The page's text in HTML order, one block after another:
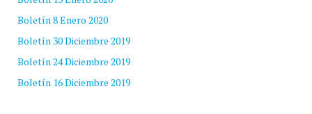
Boletín 8 Enero 2020
Boletín 30 Diciembre 2019
Boletín 24 Diciembre 2019
Boletín 16 Diciembre 2019